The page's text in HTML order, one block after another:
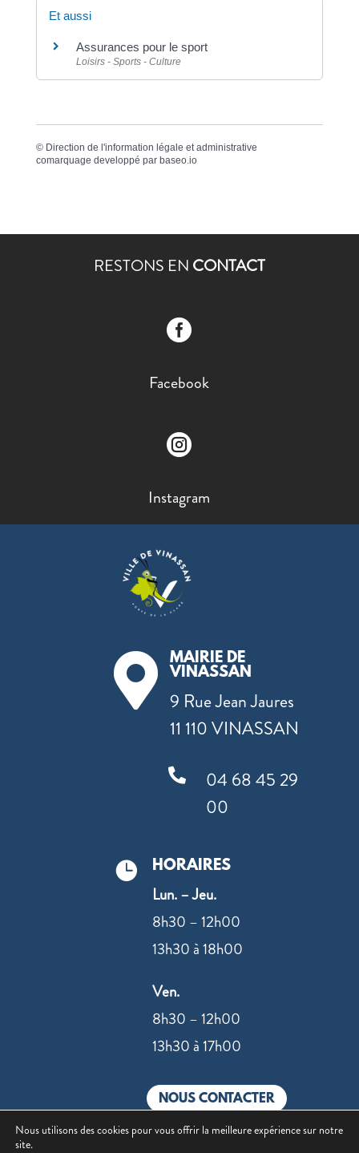
Et aussi
Assurances pour le sport
Loisirs - Sports - Culture
© Direction de l'information légale et administrative
comarquage developpé par baseo.io
RESTONS EN CONTACT

Facebook

Instagram

MAIRIE DE
VINASSAN
9 Rue Jean Jaures
11 110 VINASSAN

04 68 45 29
00
 HORAIRES
Lun. – Jeu.
8h30 – 12h00
13h30 à 18h00
Ven.
8h30 – 12h00
13h30 à 17h00
NOUS CONTACTER
Nous utilisons des cookies pour vous offrir la meilleure expérience sur notre
site.